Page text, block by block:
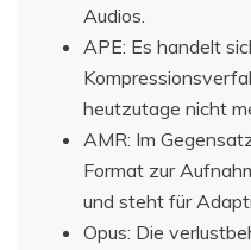
Audios.
APE: Es handelt
heutzutage nicht
AMR: Im
Format zur
und steht für
Opus: Die